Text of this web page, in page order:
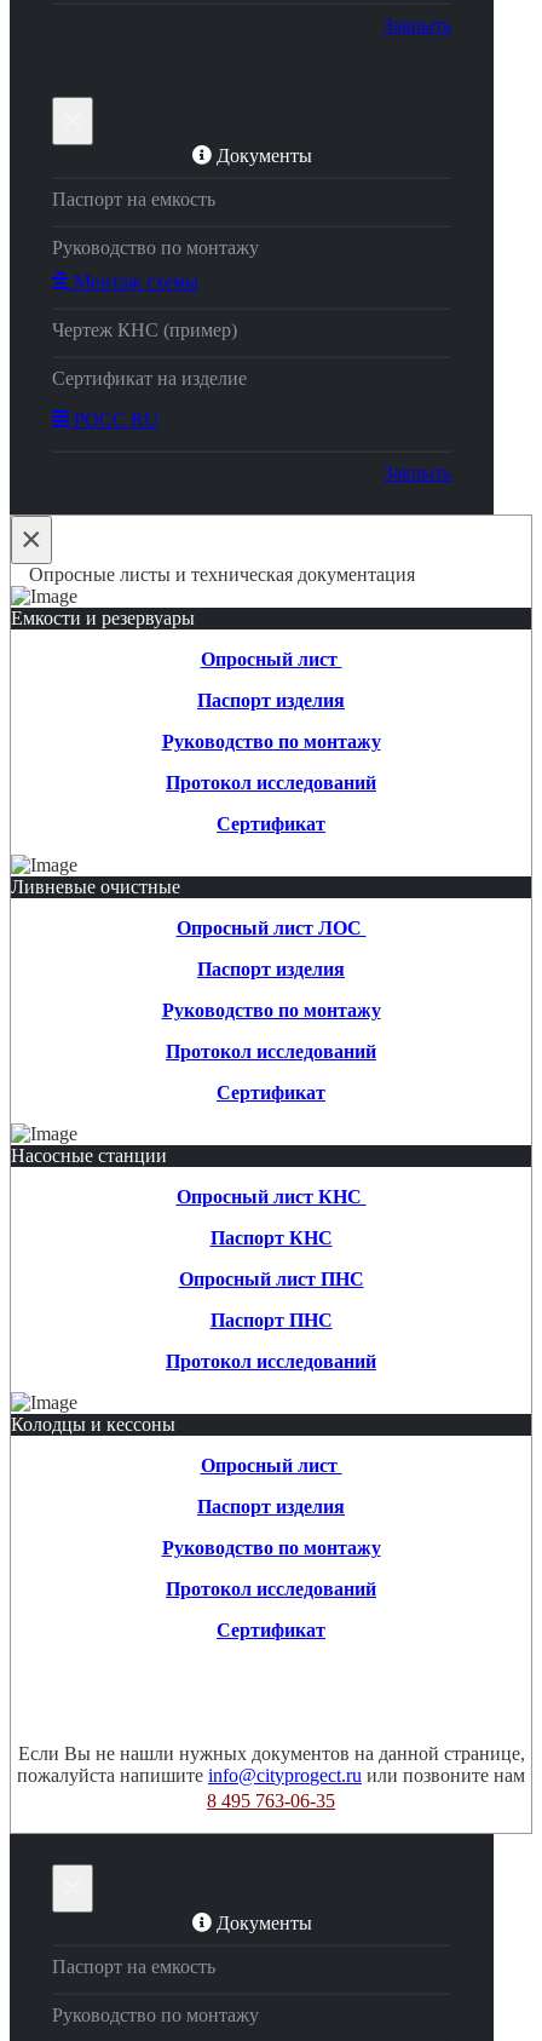
Закрыть
Документы
Паспорт на емкость
Руководство по монтажу
Монтаж схемы
Чертеж КНС (пример)
Сертификат на изделие
РОСС RU
Закрыть
×
Опросные листы и техническая документация
Емкости и резервуары
Опросный лист
Паспорт изделия
Руководство по монтажу
Протокол исследований
Сертификат
Ливневые очистные
Опросный лист ЛОС
Паспорт изделия
Руководство по монтажу
Протокол исследований
Сертификат
Насосные станции
Опросный лист КНС
Паспорт КНС
Опросный лист ПНС
Паспорт ПНС
Протокол исследований
Колодцы и кессоны
Опросный лист
Паспорт изделия
Руководство по монтажу
Протокол исследований
Сертификат
Если Вы не нашли нужных документов на данной странице,
пожалуйста напишите
или позвоните нам
8 495 763-06-35
Документы
Паспорт на емкость
Руководство по монтажу